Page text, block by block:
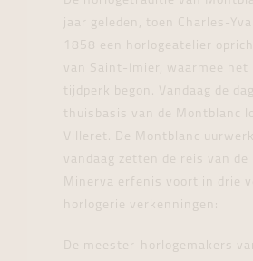
jaar geleden, toen Charles-
1858 een horlogeatelier
van Saint-Imier, waarmee
tijdperk begon. Vandaag de
thuisbasis van de Montblanc
Villeret. De Montblanc
vandaag zetten de reis van de
Minerva erfenis voort in drie
horlogerie verkenningen:
De meester-horlogemakers